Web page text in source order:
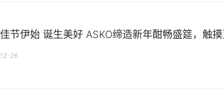
佳节伊始 诞生美好 ASKO缔造新年酣畅盛筵，触
12-26